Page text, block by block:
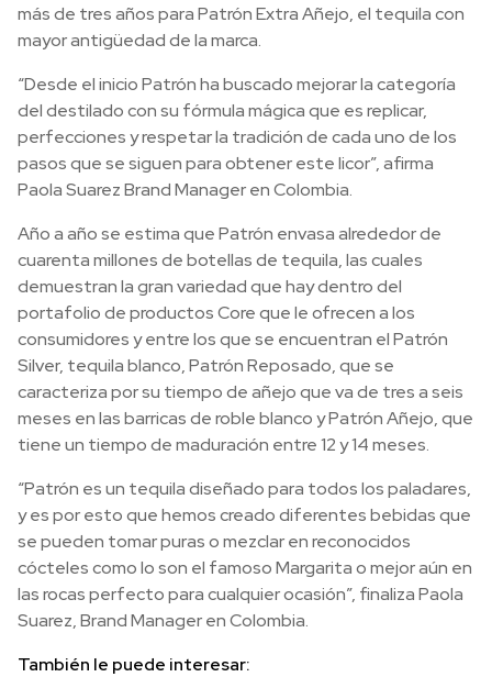
más de tres años para Patrón Extra Añejo, el tequila con
mayor antigüedad de la marca.
“Desde el inicio Patrón ha buscado mejorar la categoría
del destilado con su fórmula mágica que es replicar,
perfecciones y respetar la tradición de cada uno de los
pasos que se siguen para obtener este licor”, afirma
Paola Suarez Brand Manager en Colombia.
Año a año se estima que Patrón envasa alrededor de
cuarenta millones de botellas de tequila, las cuales
demuestran la gran variedad que hay dentro del
portafolio de productos Core que le ofrecen a los
consumidores y entre los que se encuentran el Patrón
Silver, tequila blanco, Patrón Reposado, que se
caracteriza por su tiempo de añejo que va de tres a seis
meses en las barricas de roble blanco y Patrón Añejo, que
tiene un tiempo de maduración entre 12 y 14 meses.
“Patrón es un tequila diseñado para todos los paladares,
y es por esto que hemos creado diferentes bebidas que
se pueden tomar puras o mezclar en reconocidos
cócteles como lo son el famoso Margarita o mejor aún en
las rocas perfecto para cualquier ocasión”, finaliza Paola
Suarez, Brand Manager en Colombia.
También le puede interesar: